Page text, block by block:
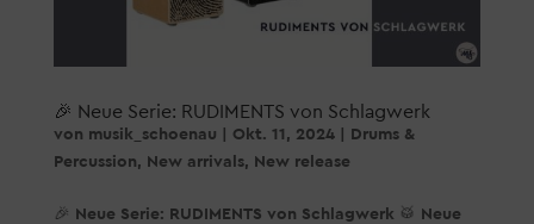
🎉 Neue Serie: RUDIMENTS von Schlagwerk
von musik_schoenau Okt. 11, 2024|
Drums &
Percussion, New arrivals, New release
🎉 Neue Serie: RUDIMENTS von Schlagwerk 🥁 Neue